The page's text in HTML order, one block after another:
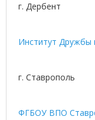
г. Дербент
Институт Дружбы
г. Ставрополь
ФГБОУ ВПО